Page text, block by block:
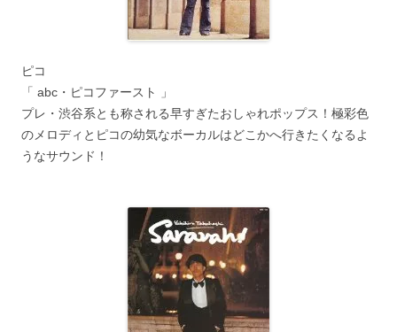
ピコ
「 abc・ピコファースト 」
プレ・渋谷系とも称される早すぎたおしゃれポップス！極彩色
のメロディとピコの幼気なボーカルはどこかへ行きたくなるよ
うなサウンド！